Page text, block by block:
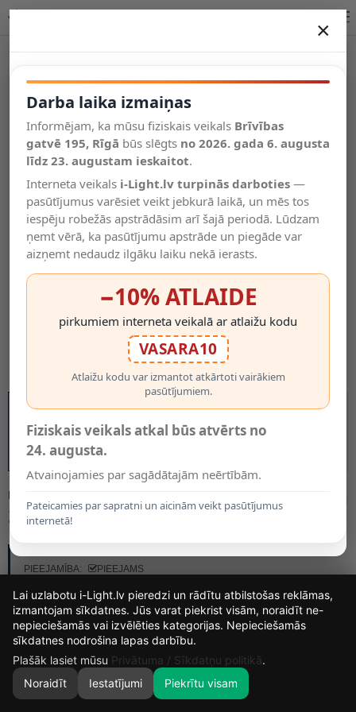
Salīdzināt
Vēlmju
saraksts
Valodas
0
MODELIS:
27.99€
PIEEJAMĪBA:
PIEEJAMS
×
Darba laika izmaiņas
Informējam, ka mūsu fiziskais veikals Brīvības
gatvē 195, Rīgā būs slēgts no 2026. gada 6. augusta
līdz 23. augustam ieskaitot.
Interneta veikals i-Light.lv turpinās darboties —
pasūtījumus varēsiet veikt jebkurā laikā, un mēs tos
iespēju robežās apstrādāsim arī šajā periodā. Lūdzam
ņemt vērā, ka pasūtījumu apstrāde un piegāde var
aizņemt nedaudz ilgāku laiku nekā ierasts.
−10% ATLAIDE
pirkumiem interneta veikalā ar atlaižu kodu
VASARA10
Atlaižu kodu var izmantot atkārtoti vairākiem
pasūtījumiem.
Fiziskais veikals atkal būs atvērts no
24. augusta.
Atvainojamies par sagādātajām neērtībām.
Pateicamies par sapratni un aicinām veikt pasūtījumus
internetā!
15
DIENAS
14
STUNDAS
55
MIN.
7
Lai uzlabotu i-Light.lv pieredzi un rādītu atbilstošas reklāmas,
izmantojam sīkdatnes. Jūs varat piekrist visām, noraidīt ne-
nepieciešamās vai izvēlēties kategorijas. Nepieciešamās
sīkdatnes nodrošina lapas darbību.
Plašāk lasiet mūsu Privātuma / Sīkdatņu politikā.
Noraidīt
Iestatījumi Piekrītu visam